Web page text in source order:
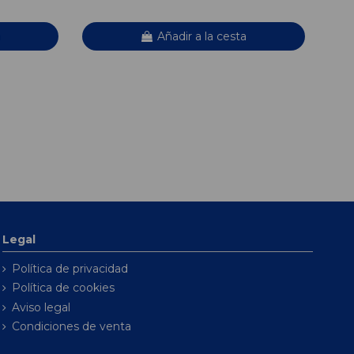
Añadir a la cesta
Legal
Política de privacidad
Política de cookies
Aviso legal
Condiciones de venta